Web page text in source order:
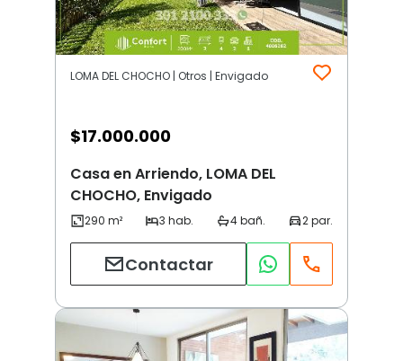
LOMA DEL CHOCHO | Otros | Envigado
$17.000.000
Casa en Arriendo, LOMA DEL
CHOCHO, Envigado
Contactar